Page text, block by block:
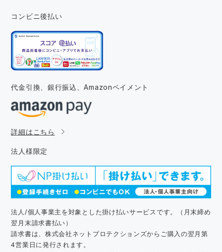
コンビニ後払い
代金引換、銀行振込、Amazonペイメント
詳細はこちら
法人様限定
法人/個人事業主を対象とした掛け払いサービスです。（月末締め
翌月末請求書払い）
請求書は、株式会社ネットプロテクションズからご購入の翌月第
4営業日に発行されます。